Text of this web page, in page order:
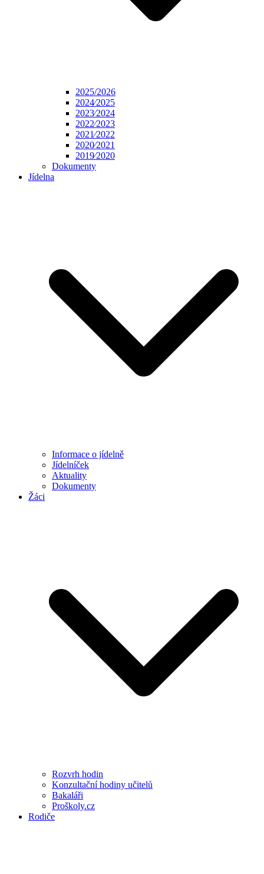
2025/2026
2024⁄2025
2023⁄2024
2022⁄2023
2021⁄2022
2020⁄2021
2019⁄2020
Dokumenty
Jídelna
Informace o jídelně
Jídelníček
Aktuality
Dokumenty
Žáci
Rozvrh hodin
Konzultační hodiny učitelů
Bakaláři
Proškoly.cz
Rodiče